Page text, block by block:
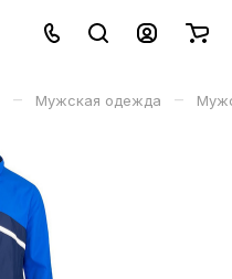
– Мужская одежда –